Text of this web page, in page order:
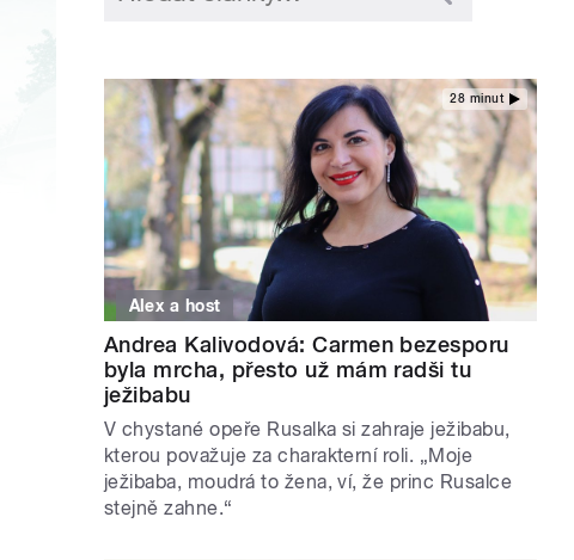
28 minut
Alex a host
Andrea Kalivodová: Carmen bezesporu
byla mrcha, přesto už mám radši tu
ježibabu
V chystané opeře Rusalka si zahraje ježibabu,
kterou považuje za charakterní roli. „Moje
ježibaba, moudrá to žena, ví, že princ Rusalce
stejně zahne.“